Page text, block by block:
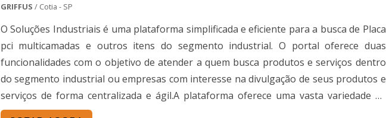
GRIFFUS / Cotia - SP
O Soluções Industriais é uma plataforma simplificada e eficiente para a busca de Placa
pci multicamadas e outros itens do segmento industrial. O portal oferece duas
funcionalidades com o objetivo de atender a quem busca produtos e serviços dentro
do segmento industrial ou empresas com interesse na divulgação de seus produtos e
serviços de forma centralizada e ágil.A plataforma oferece uma vasta variedade de
materiais como Placa pci mult...